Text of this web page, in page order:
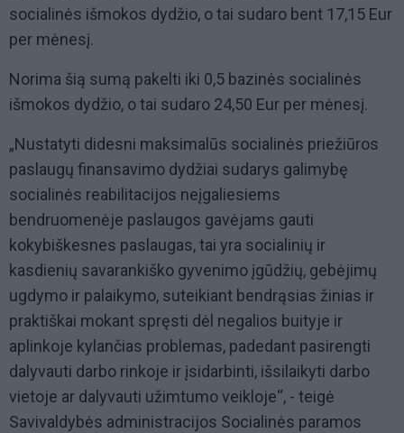
socialinės išmokos dydžio, o tai sudaro bent 17,15 Eur
per mėnesį.
Norima šią sumą pakelti iki 0,5 bazinės socialinės
išmokos dydžio, o tai sudaro 24,50 Eur per mėnesį.
„Nustatyti didesni maksimalūs socialinės priežiūros
paslaugų finansavimo dydžiai sudarys galimybę
socialinės reabilitacijos neįgaliesiems
bendruomenėje paslaugos gavėjams gauti
kokybiškesnes paslaugas, tai yra socialinių ir
kasdienių savarankiško gyvenimo įgūdžių, gebėjimų
ugdymo ir palaikymo, suteikiant bendrąsias žinias ir
praktiškai mokant spręsti dėl negalios buityje ir
aplinkoje kylančias problemas, padedant pasirengti
dalyvauti darbo rinkoje ir įsidarbinti, išsilaikyti darbo
vietoje ar dalyvauti užimtumo veikloje“, - teigė
Savivaldybės administracijos Socialinės paramos